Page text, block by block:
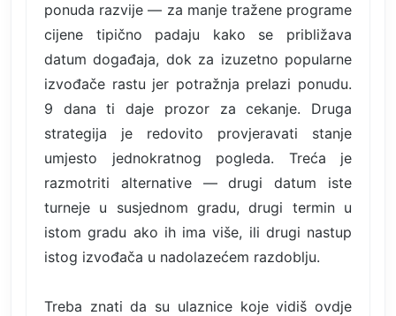
ponuda razvije — za manje tražene programe
cijene tipično padaju kako se približava
datum događaja, dok za izuzetno popularne
izvođače rastu jer potražnja prelazi ponudu.
9 dana ti daje prozor za cekanje. Druga
strategija je redovito provjeravati stanje
umjesto jednokratnog pogleda. Treća je
razmotriti alternative — drugi datum iste
turneje u susjednom gradu, drugi termin u
istom gradu ako ih ima više, ili drugi nastup
istog izvođača u nadolazećem razdoblju.
Treba znati da su ulaznice koje vidiš ovdje